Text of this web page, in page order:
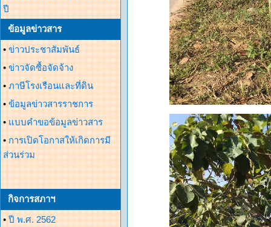
ปี
ข้อมูลข่าวสาร
• ข่าวประชาสัมพันธ์
• ข่าวจัดซื้อจัดจ้าง
• ภาษีโรงเรือนและที่ดิน
• ข้อมูลข่าวสารราชการ
• แบบคำขอข้อมูลข่าวสาร
• การเปิดโอกาสให้เกิดการมี
ส่วนร่วม
กิจการสภาฯ
• ปี พ.ศ. 2562